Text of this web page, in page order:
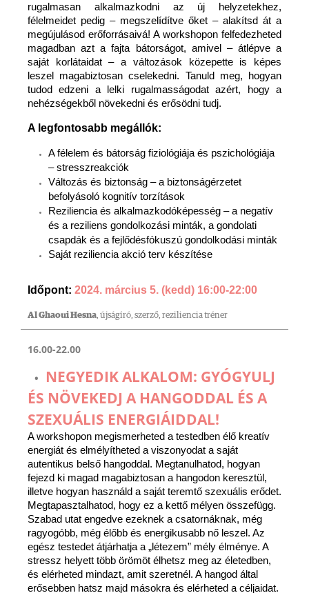
rugalmasan alkalmazkodni az új helyzetekhez,
félelmeidet pedig – megszelídítve őket – alakítsd át a
megújulásod erőforrásaivá! A workshopon felfedezheted
magadban azt a fajta bátorságot, amivel – átlépve a
saját korlátaidat – a változások közepette is képes
leszel magabiztosan cselekedni. Tanuld meg, hogyan
tudod edzeni a lelki rugalmasságodat azért, hogy a
nehézségekből növekedni és erősödni tudj.
A legfontosabb megállók:
A félelem és bátorság fiziológiája és pszichológiája
– stresszreakciók
Változás és biztonság – a biztonságérzetet
befolyásoló kognitív torzítások
Reziliencia és alkalmazkodóképesség – a negatív
és a reziliens gondolkozási minták, a gondolati
csapdák és a fejlődésfókuszú gondolkodási minták
Saját reziliencia akció terv készítése
Időpont: 2024. március 5. (kedd) 16:00-22:00
Al Ghaoui Hesna, újságíró, szerző, reziliencia tréner
16.00-22.00
NEGYEDIK ALKALOM: GYÓGYULJ
ÉS NÖVEKEDJ A HANGODDAL ÉS A
SZEXUÁLIS ENERGIÁIDDAL!
A workshopon megismerheted a testedben élő kreatív
energiát és elmélyítheted a viszonyodat a saját
autentikus belső hangoddal. Megtanulhatod, hogyan
fejezd ki magad magabiztosan a hangodon keresztül,
illetve hogyan használd a saját teremtő szexuális erődet.
Megtapasztalhatod, hogy ez a kettő mélyen összefügg.
Szabad utat engedve ezeknek a csatornáknak, még
ragyogóbb, még élőbb és energikusabb nő leszel. Az
egész testedet átjárhatja a „létezem” mély élménye. A
stressz helyett több örömöt élhetsz meg az életedben,
és elérheted mindazt, amit szeretnél. A hangod által
erősebben hatsz majd másokra és elérheted a céljaidat.